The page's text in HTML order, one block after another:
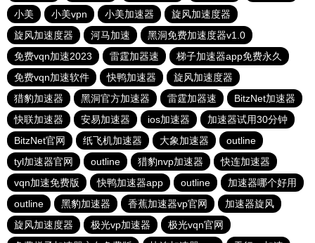
小美
小美vpn 小美加速器
旋风加速度器
旋风加速度器
河马加速
黑洞免费加速度器v1.0
免费vqn加速2023
雷霆加器速
梯子加速器app免费永久
免费vqn加速软件
快鸭加速器
旋风加速度器
猎豹加速器
黑洞官方加速器 雷霆加器速
BitzNet加速器
快联加速器
安易加速器 ios加速器
加速器试用30分钟
BitzNet官网
纸飞机加速器 大象加速器
outline
tyl加速器官网
outline 猎豹nvp加速器
快连加速器
vqn加速免费版
快鸭加速器app outline
加速器哪个好用
outline
黑豹加速器 香蕉加速器vp官网
加速器旋风
旋风加速度器
极光vp加速器
极光vqn官网